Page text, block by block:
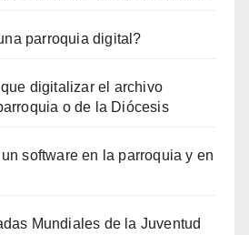
parroquia digital?
digitalizar el archivo
o de la Diócesis
software en la parroquia y en
Mundiales de la Juventud